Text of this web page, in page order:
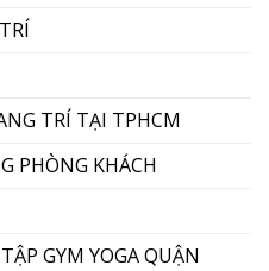
TRÍ TẠI TPHCM
PHÒNG KHÁCH
GYM YOGA QUẬN